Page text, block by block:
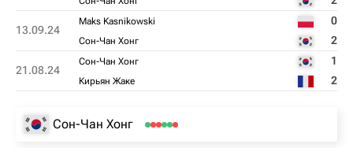
13.09.24
Maks Kasnikowski 0
Сон-Чан Хонг 2
21.08.24
Сон-Чан Хонг 1
Кирьян Жаке 2
Сон-Чан Хонг